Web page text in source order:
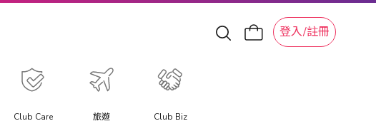
登入/註冊
Club Care 旅遊 Club Biz